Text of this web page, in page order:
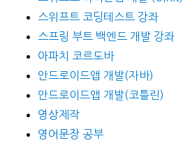
스위프트 코딩테스트 강좌
스프링 부트 백엔드 개발 강좌
아파치 코르도바
안드로이드앱 개발(자바)
안드로이드앱 개발(코틀린)
영상제작
영어문장 공부